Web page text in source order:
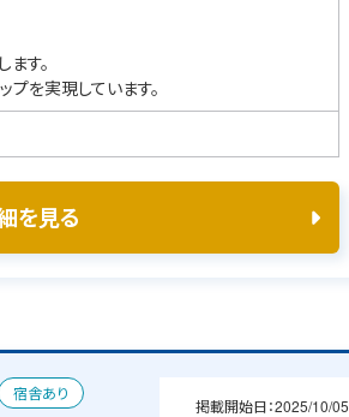
す。
を実現しています。
を見る
宿舎あり
掲載開始日：2025/10/05